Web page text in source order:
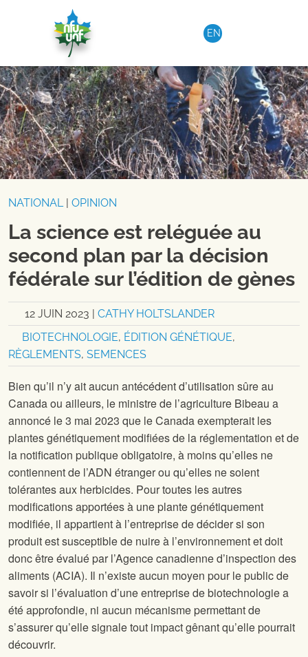
Aller au contenu
EN
NATIONAL| OPINION
La science est reléguée au
second plan par la décision
fédérale sur l’édition de gènes
12 JUIN 2023
CATHY HOLTSLANDER
BIOTECHNOLOGIE, ÉDITION GÉNÉTIQUE,
RÈGLEMENTS, SEMENCES
Bien qu’il n’y ait aucun antécédent d’utilisation sûre au
Canada ou ailleurs, le ministre de l’agriculture Bibeau a
annoncé le 3 mai 2023 que le Canada exempterait les
plantes génétiquement modifiées de la réglementation et de
la notification publique obligatoire, à moins qu’elles ne
contiennent de l’ADN étranger ou qu’elles ne soient
tolérantes aux herbicides. Pour toutes les autres
modifications apportées à une plante génétiquement
modifiée, il appartient à l’entreprise de décider si son
produit est susceptible de nuire à l’environnement et doit
donc être évalué par l’Agence canadienne d’inspection des
aliments (ACIA). Il n’existe aucun moyen pour le public de
savoir si l’évaluation d’une entreprise de biotechnologie a
été approfondie, ni aucun mécanisme permettant de
s’assurer qu’elle signale tout impact gênant qu’elle pourrait
découvrir.